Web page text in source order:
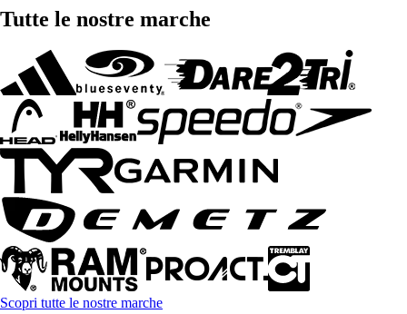
Tutte le nostre marche
Scopri tutte le nostre marche